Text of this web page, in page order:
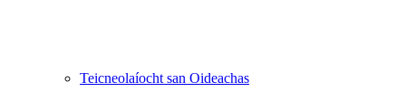
Teicneolaíocht san Oideachas